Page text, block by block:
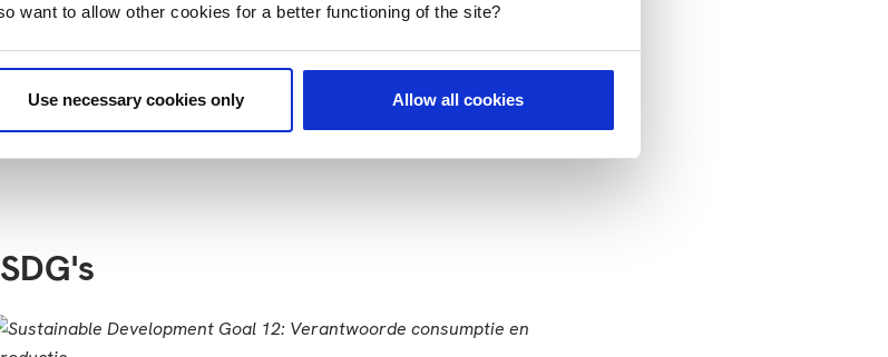
want to allow other cookies for a better functioning of the site?
Use necessary cookies only Allow all cookies